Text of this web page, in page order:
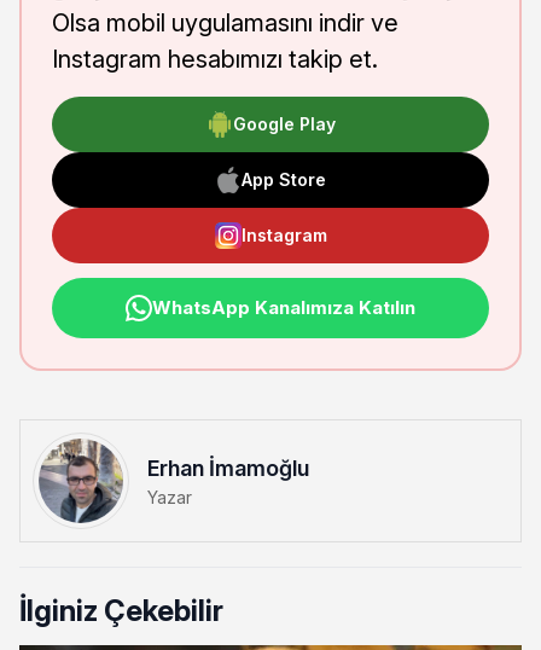
Olsa mobil uygulamasını indir ve
Instagram hesabımızı takip et.
Google Play
App Store
Instagram
WhatsApp Kanalımıza Katılın
Erhan İmamoğlu
Yazar
İlginiz Çekebilir